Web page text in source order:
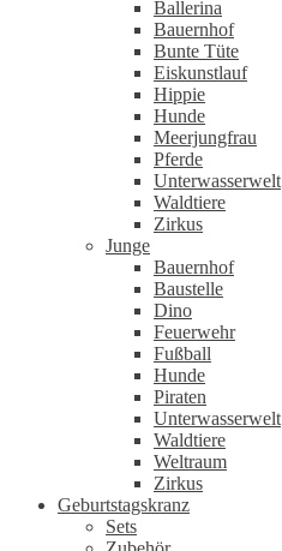
Ballerina
Bauernhof
Bunte Tüte
Eiskunstlauf
Hippie
Hunde
Meerjungfrau
Pferde
Unterwasserwelt
Waldtiere
Zirkus
Junge
Bauernhof
Baustelle
Dino
Feuerwehr
Fußball
Hunde
Piraten
Unterwasserwelt
Waldtiere
Weltraum
Zirkus
Geburtstagskranz
Sets